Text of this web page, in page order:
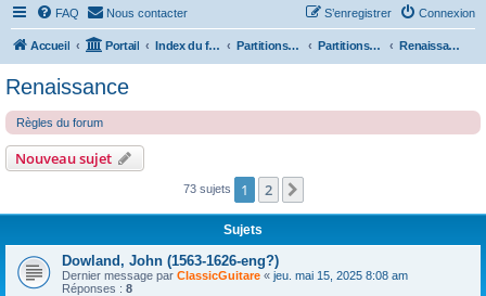
FAQ Nous contacter Connexion
S’enregistrer
Accueil Portail Index du forum Partitions pour guitare en libre téléchargement Partitions classées par compositeur Renaissance
Renaissance
Règles du forum
Nouveau sujet
73 sujets 1 2
Sujets
Dowland, John (1563-1626-eng?)
Dernier message par ClassicGuitare « jeu. mai 15, 2025 8:08 am
Réponses : 8